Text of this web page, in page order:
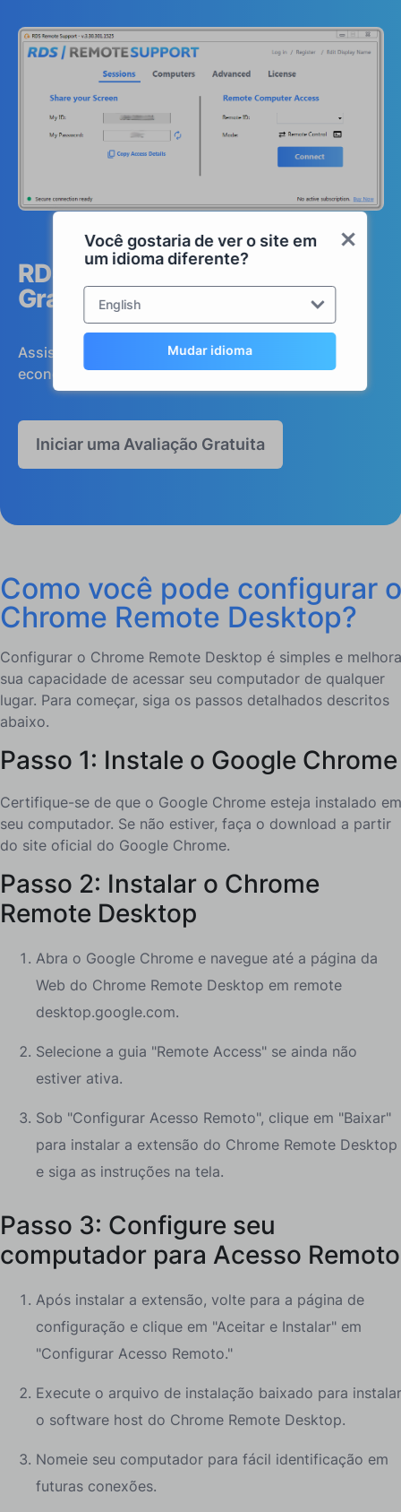
Você gostaria de ver o site em
um idioma diferente?
English
Mudar idioma
RDS Remote Support Teste
Gratuito
Assistência Remota Assistida e Não Assistida,
econômica, de/para PCs macOS e Windows.
Iniciar uma Avaliação Gratuita
Como você pode configurar o
Chrome Remote Desktop?
Configurar o Chrome Remote Desktop é simples e melhora
sua capacidade de acessar seu computador de qualquer
lugar. Para começar, siga os passos detalhados descritos
abaixo.
Passo 1: Instale o Google Chrome
Certifique-se de que o Google Chrome esteja instalado em
seu computador. Se não estiver, faça o download a partir
do site oficial do Google Chrome.
Passo 2: Instalar o Chrome
Remote Desktop
Abra o Google Chrome e navegue até a página da
Web do Chrome Remote Desktop em remote
desktop.google.com.
Selecione a guia "Remote Access" se ainda não
estiver ativa.
Sob "Configurar Acesso Remoto", clique em "Baixar"
para instalar a extensão do Chrome Remote Desktop
e siga as instruções na tela.
Passo 3: Configure seu
computador para Acesso Remoto
Após instalar a extensão, volte para a página de
configuração e clique em "Aceitar e Instalar" em
"Configurar Acesso Remoto."
Execute o arquivo de instalação baixado para instalar
o software host do Chrome Remote Desktop.
Nomeie seu computador para fácil identificação em
futuras conexões.